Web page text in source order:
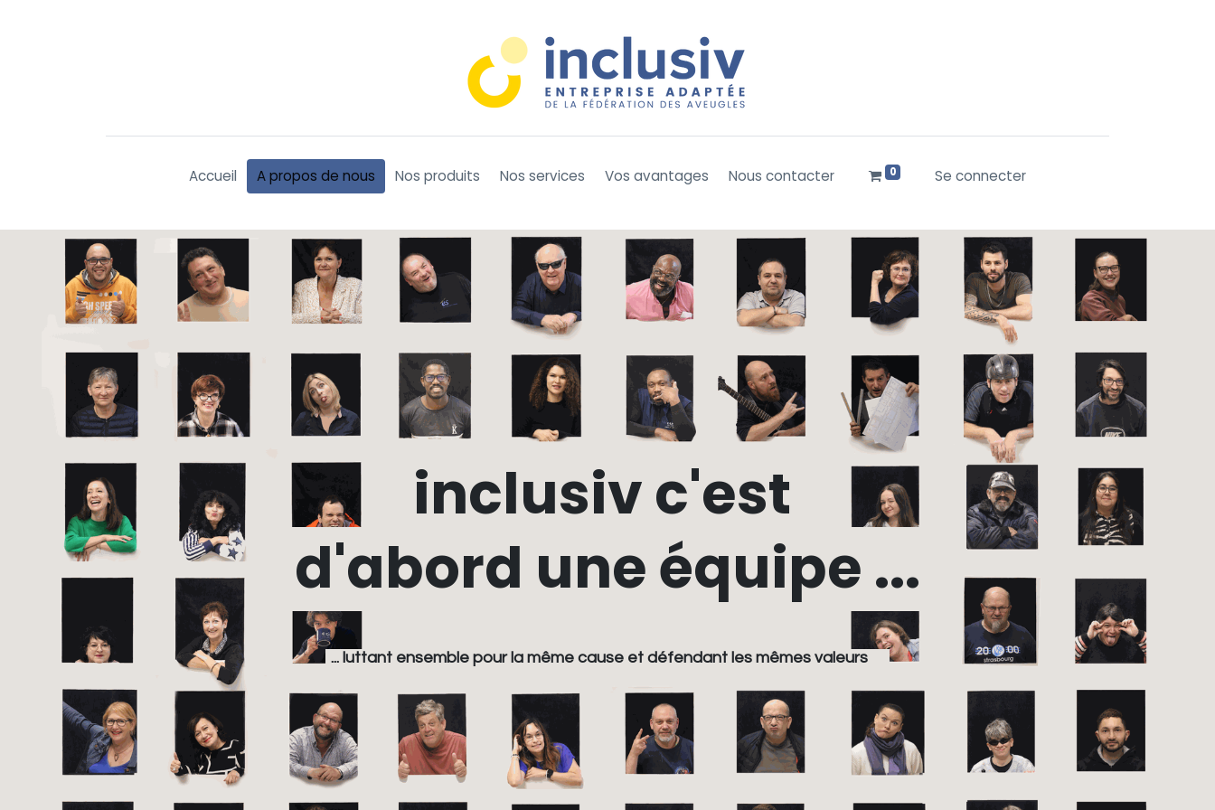
Accueil A propos de nous Nos produits Nos services Vos avantages Nous contacter 0 Se connecter
inclusiv c'est
d'abord une équipe ...
... luttant ensemble pour la même cause et défendant les mêmes valeurs